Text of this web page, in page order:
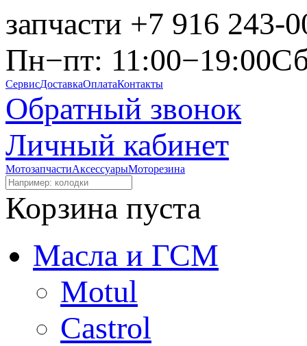
запчасти +7 916 243-
Пн−пт: 11:00−19:00
СервисДоставкаОплатаКонтакты
Обратный звонок
Личный кабинет
МотозапчастиАксессуарыМоторезина
Корзина пуста
Масла и ГСМ
Motul
Castrol